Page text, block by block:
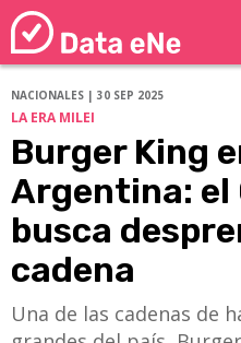
NACIONALES | 30 SEP 2025
LA ERA MILEI
Burger King
Argentina: el
busca
cadena
Una de las cadenas de